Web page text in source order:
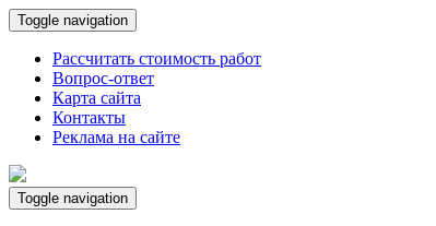
Toggle navigation
Рассчитать стоимость работ
Вопрос-ответ
Карта сайта
Контакты
Реклама на сайте
Toggle navigation